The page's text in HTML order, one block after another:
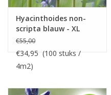
Hyacinthoides non-
scripta blauw - XL
voordeelverpakking
€55,00
€34,95 (100 stuks /
4m2)